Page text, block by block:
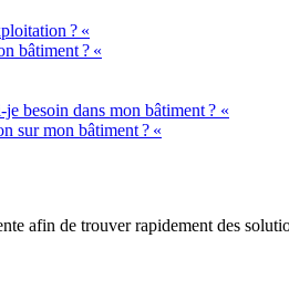
? «
bâtiment ? «
besoin dans mon bâtiment ? «
sur mon bâtiment ? «
afin de trouver rapidement des